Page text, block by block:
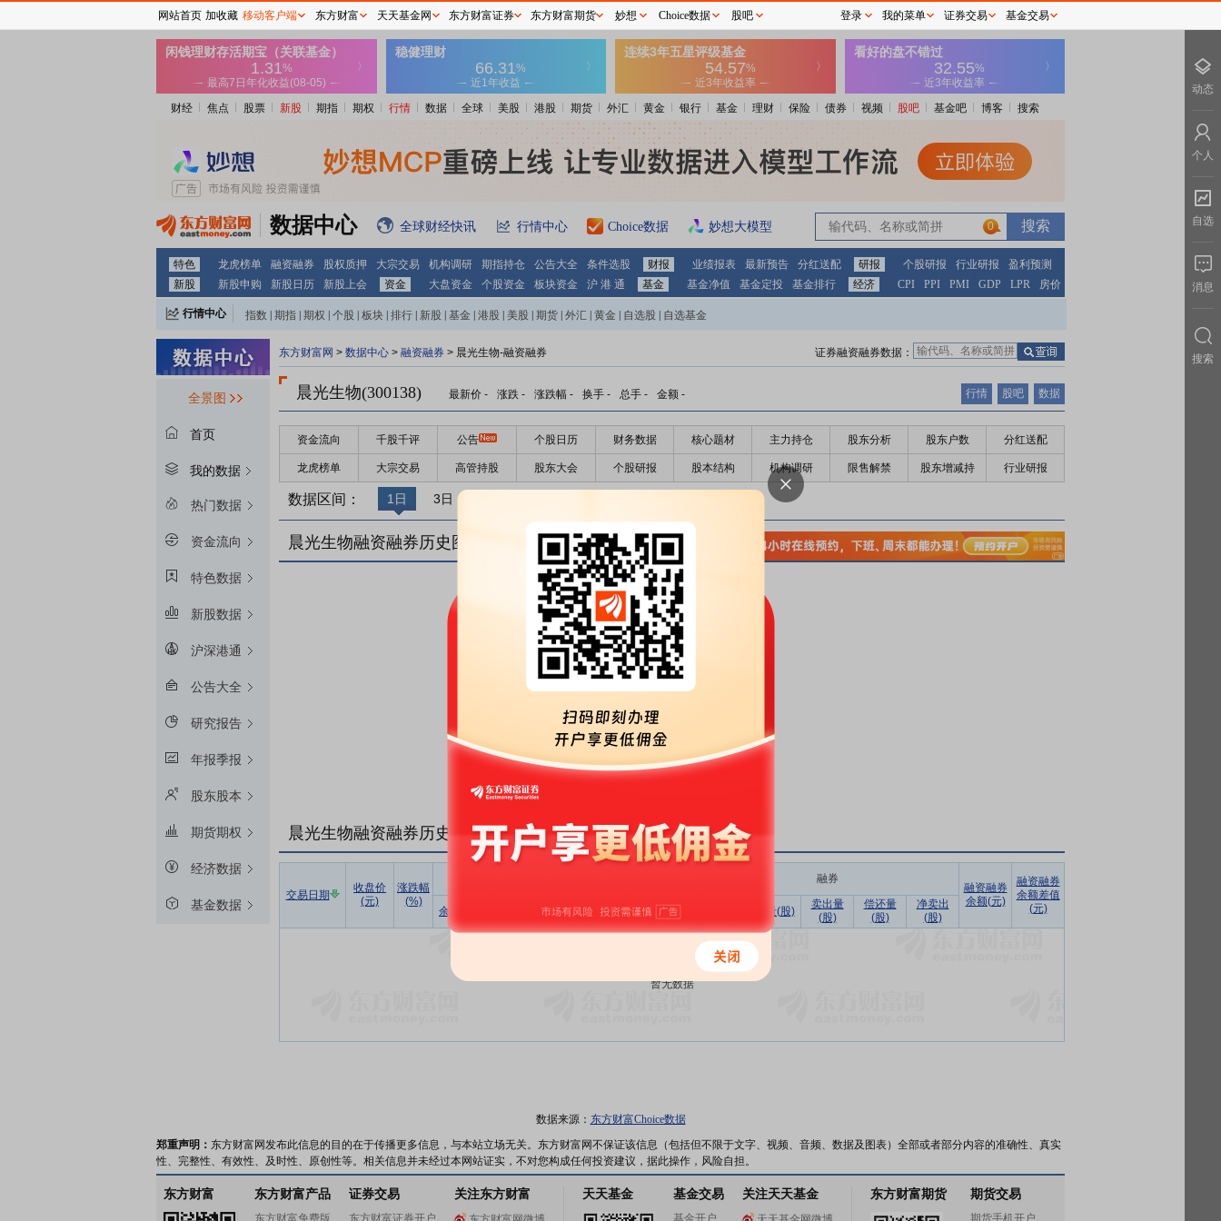
财经 焦点 股票 新股 期指 期权 行情 数据 全球 美股 港股 期货 外汇 黄金 银行 基金 理财 保险 债券 视频 股吧 基金吧 博客 搜索
数据中心 全球财经快讯 行情中心 Choice数据 妙想大模型 0
特色 龙虎榜单 融资融券 股权质押 大宗交易 机构调研 期指持仓 公告大全 条件选股 财报 业绩报表 最新预告 分红送配 研报 个股研报 行业研报
盈利预测
新股
新股申购 新股日历 新股上会 资金 大盘资金 个股资金 板块资金 沪 港 通 基金 基金净值 基金定投 基金排行 经济 CPI PPI PMI GDP LPR 房价
行情中心 指数 期指 期权 个股 板块 排行 新股 基金 港股 美股 期货 外汇 黄金 自选股 自选基金
全景图
首页
我的数据
热门数据
资金流向
特色数据
新股数据
沪深港通
公告大全
研究报告
年报季报
股东股本
期货期权
经济数据
基金数据
东方财富网 > 数据中心 > 融资融券 > 晨光生物-融资融券 证券融资融券数据：
晨光生物(300138) 最新价 - 涨跌 - 涨跌幅 - 换手 - 总手 - 金额 - 行情 股吧 数据
资金流向 千股千评 公告 个股日历 财务数据 核心题材 主力持仓 股东分析 股东户数 分红送配
龙虎榜单 大宗交易 高管持股 股东大会 个股研报 股本结构 机构调研 限售解禁 股东增减持 行业研报
数据区间： 1日 3日
晨光生物融资融券历史图(
晨光生物融资融券历史数据(1 日)
交易日期
收盘价
(元)
涨跌幅
(%)
融券
融资融券
余额(元)
融资融券
余额差值
(元)
余额(元)
买入额
(元)
偿还额
(元)
净买入
(元)
余量(股)
卖出量
(股)
偿还量
(股)
净卖出
(股)
暂无数据
数据来源： 东方财富Choice数据
郑重声明： 东方财富网发布此信息的目的在于传播更多信息，与本站立场无关。东方财富网不保证该信息（包括但不限于文字、视频、音频、数据及图表）全部或者部分内容的准确性、真实
性、完整性、有效性、及时性、原创性等。相关信息并未经过本网站证实，不对您构成任何投资建议，据此操作，风险自担。
东方财富 东方财富产品
东方财富免费版
证券交易
东方财富证券开户
关注东方财富 天天基金 基金交易
基金开户
关注天天基金 东方财富期货 期货交易
期货手机开户
网站首页 加收藏 移动客户端 东方财富 天天基金网 东方财富证券 东方财富期货 妙想 Choice数据 股吧 登录 我的菜单 证券交易 基金交易
动态
个人
自选
消息
搜索